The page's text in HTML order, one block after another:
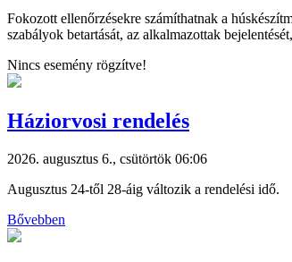
Fokozott ellenőrzésekre számíthatnak a
szabályok betartását, az alkalmazottak
Nincs esemény rögzítve!
Háziorvosi rendelés
2026. augusztus 6., csütörtök 06:06
Augusztus 24-től 28-áig változik a rendelési idő.
Bővebben